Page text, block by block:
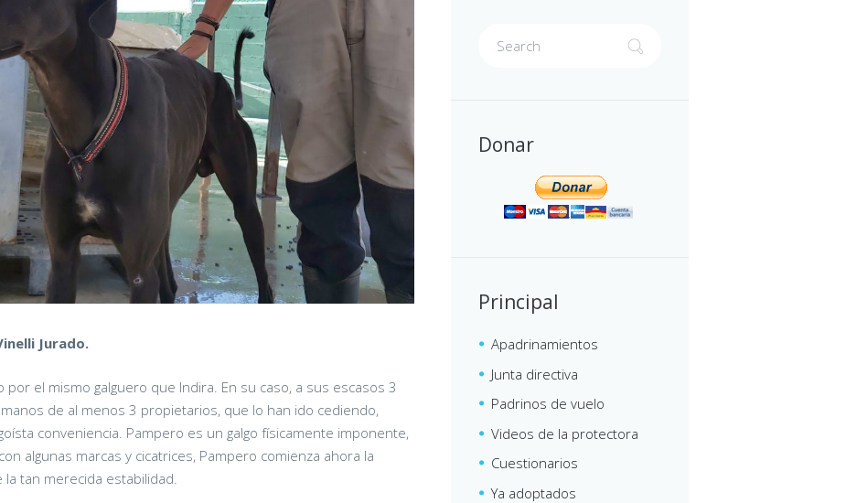
Jurado.
el mismo galguero que Indira. En su caso, a sus escasos 3
de al menos 3 propietarios, que lo han ido cediendo,
conveniencia. Pampero es un galgo físicamente imponente,
algunas marcas y cicatrices, Pampero comienza ahora la
tan merecida estabilidad.
Donar
Principal
Apadrinamientos
Junta directiva
Padrinos de vuelo
Videos de la protectora
Cuestionarios
Ya adoptados